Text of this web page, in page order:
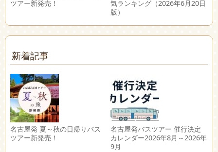
ツアー新発売！
気ランキング（2026年6月20日
版）
新着記事
名古屋発 夏～秋の日帰りバス
ツアー新発売！
名古屋発バスツアー 催行決定
カレンダー2026年8月～2026年
9月